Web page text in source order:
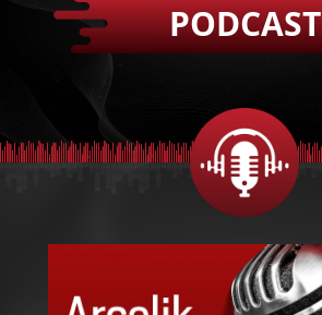
14:00
Ceyda Düvenci
14:10
16:00
Pınar İnanç Akar
Pınarating
PODCAST